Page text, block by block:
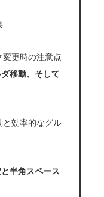
更時の注意点
移動、そして
と効率的なグル
半角スペース